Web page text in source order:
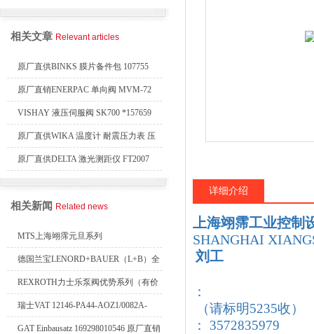
相关文章 Relevant articles
原厂直供BINKS 膜片备件包 107755
原厂直销ENERPAC 单向阀 MVM-72
VISHAY 液压伺服阀 SK700 *157659
原厂直供WIKA 温度计 耐震压力表 压
力开关 变送器
原厂直供DELTA 激光测距仪 FT2007
相关新闻 Related news
MTS上海翊霈元旦系列
RHM3050MR081A01
德国兰宝LENORD+BAUER（L+B）全
系列编码器
REXROTH力士乐泵阀优势系列（有价
目表）
瑞士VAT 12146-PA44-AOZ1/0082A-
1173938
GAT Einbausatz 169298010546 原厂直销
详细介绍
上海翊霈工业控制
SHANGHAI
刘工
：
（请标明5235收）
： 3572835979